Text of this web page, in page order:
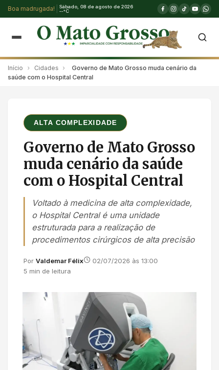
Boa madrugada!
Sábado, 08 de agosto de 2026
--°C
Início › Cidades ›
Governo de Mato Grosso muda cenário da
saúde com o Hospital Central
ALTA COMPLEXIDADE
Governo de Mato Grosso
muda cenário da saúde
com o Hospital Central
Voltado à medicina de alta complexidade,
o Hospital Central é uma unidade
estruturada para a realização de
procedimentos cirúrgicos de alta precisão
Por Valdemar Félix
02/07/2026 às 13:00
5 min de leitura